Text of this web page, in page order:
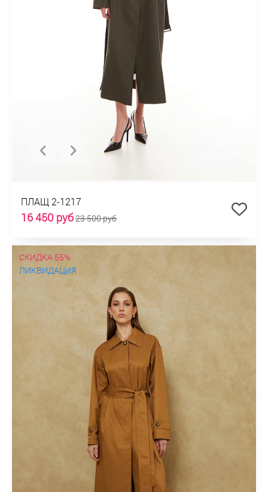
ПЛАЩ 2-1217
16 450 руб23 500 руб
СКИДКА 55%
ЛИКВИДАЦИЯ